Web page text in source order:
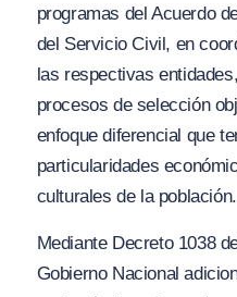
programas del Acuerdo
del Servicio Civil, enc
las respectivas
procesos de selección
enfoque diferencial que
particularidades
culturales de la población.
Mediante Decreto 1038
Gobierno Nacional